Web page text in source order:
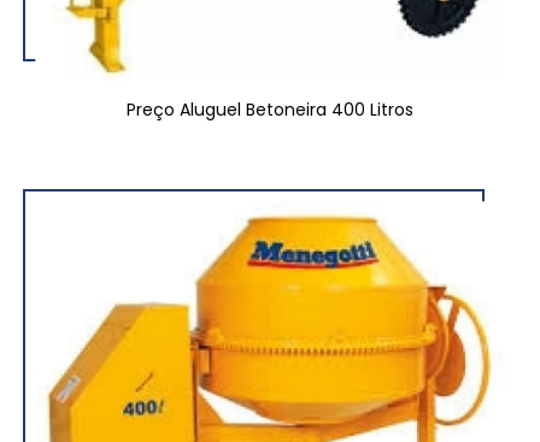
Preço Aluguel Betoneira 400 Litros